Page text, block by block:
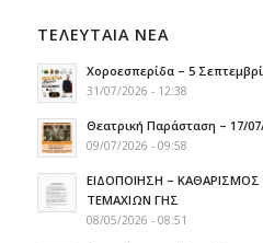
ΤΕΛΕΥΤΑΙΑ ΝΕΑ
Χοροεσπερίδα – 5
31/07/2026 - 12:38
Θεατρική Παράσταση – 17/
09/07/2026 - 09:58
ΕΙΔΟΠΟΙΗΣΗ –
ΤΕΜΑΧΙΩΝ ΓΗΣ
08/05/2026 - 08:51